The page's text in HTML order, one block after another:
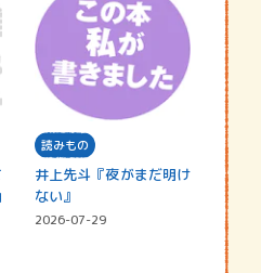
読みもの
井上先斗『夜がまだ明け
ない』
2026-07-29